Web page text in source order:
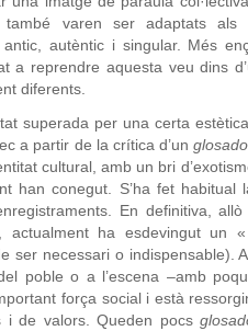
varen ser adaptats als
autèntic i singular. Més
a reprendre aquesta veu dins
diferents.
superada per una certa
a partir de la crítica d’un
cultural, amb un bri
han conegut. S’ha fet habitual
En definitiva,
actualment ha esdevingut un
ser necessari o indispensable).
poble o a l’escena –amb
força social i està
i de valors. Queden pocs